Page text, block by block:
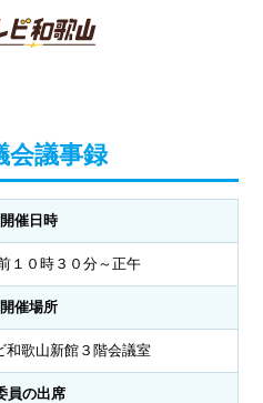
会議事録
催日時
１０時３０分～正午
催場所
和歌山新館３階会議室
員の出席